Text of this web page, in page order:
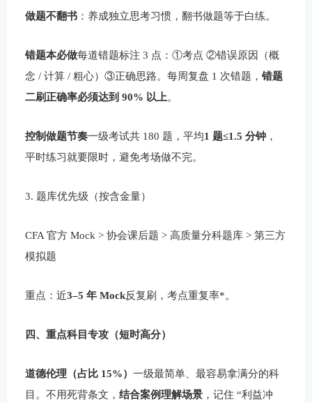
做题不翻书 ：养成独立思考习惯，翻书做题等于白练。
错题本必做每道错题标注 3 点：①考点 ②错误原因（概
念 / 计算 / 粗心）③正确思路。每周复盘 1 次错题，错题
二刷正确率必须达到 90% 以上。
控制做题节奏一级考试共 180 题，平均1 题≤1.5 分钟 ，
平时练习就要限时，避免考场做不完。
3. 题库优先级（按含金量）
CFA 官方 Mock > 协会课后题 > 高质量分科题库 > 第三方
模拟题
重点：近3–5 年 Mock反复刷，考点重复率*。
四、重点科目专攻（短时高分）
道德伦理（占比 15%）一级最简单、最容易拿满分的科
目。不用死背条文，结合案例理解场景 ，记住 “利益冲